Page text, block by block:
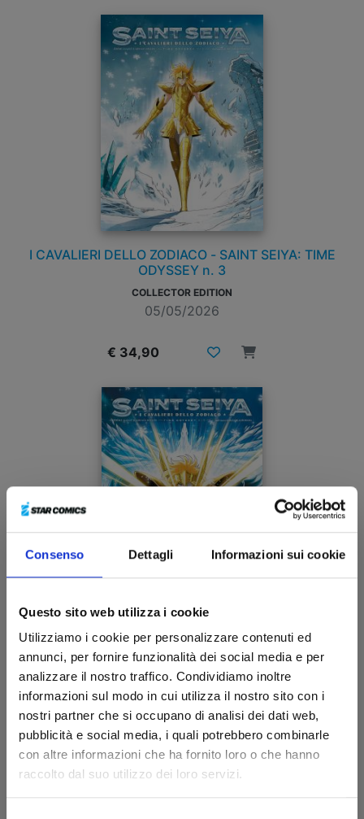
Consenso Dettagli Informazioni sui cookie
Questo sito web utilizza i cookie
Utilizziamo i cookie per personalizzare contenuti ed
annunci, per fornire funzionalità dei social media e per
analizzare il nostro traffico. Condividiamo inoltre
informazioni sul modo in cui utilizza il nostro sito con i
nostri partner che si occupano di analisi dei dati web,
pubblicità e social media, i quali potrebbero combinarle
con altre informazioni che ha fornito loro o che hanno
raccolto dal suo utilizzo dei loro servizi.
I CAVALIERI DELLO ZODIACO - SAINT SEIYA: TIME
ODYSSEY n. 3
COLLECTOR EDITION
05/05/2026
€ 34,90
ODYSSEY n. 3
05/05/2026
€ 14,90